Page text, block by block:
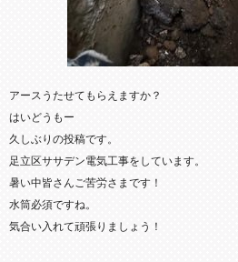
アースうたせてもらえますか？
はいどうもー
久しぶりの投稿です。
足立区ササデン電気工事をしています。
暑い中皆さんご苦労さまです！
水筒必須ですね。
気合い入れて頑張りましょう！